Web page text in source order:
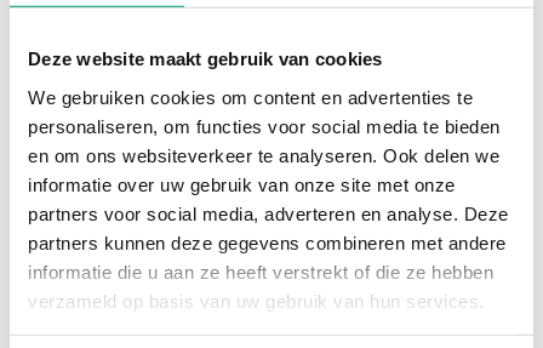
Deze website maakt gebruik van cookies
We gebruiken cookies om content en advertenties te
personaliseren, om functies voor social media te bieden
en om ons websiteverkeer te analyseren. Ook delen we
informatie over uw gebruik van onze site met onze
partners voor social media, adverteren en analyse. Deze
partners kunnen deze gegevens combineren met andere
informatie die u aan ze heeft verstrekt of die ze hebben
verzameld op basis van uw gebruik van hun services.
Grote